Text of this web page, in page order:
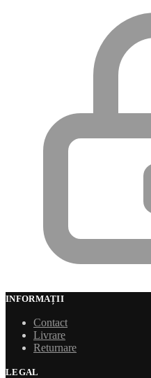
INFORMAȚII
Contact
Livrare
Returnare
LEGAL